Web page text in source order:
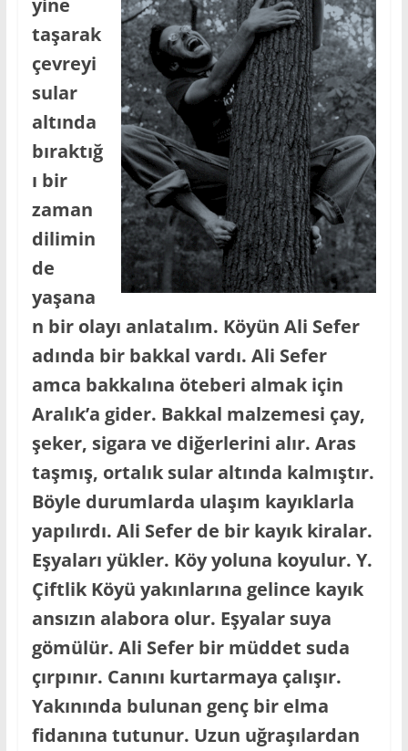
yine
taşarak
çevreyi
sular
altında
bıraktığ
ı bir
zaman
dilimin
de
yaşana
n bir olayı anlatalım. Köyün Ali Sefer
adında bir bakkal vardı. Ali Sefer
amca bakkalına öteberi almak için
Aralık’a gider. Bakkal malzemesi çay,
şeker, sigara ve diğerlerini alır. Aras
taşmış, ortalık sular altında kalmıştır.
Böyle durumlarda ulaşım kayıklarla
yapılırdı. Ali Sefer de bir kayık kiralar.
Eşyaları yükler. Köy yoluna koyulur. Y.
Çiftlik Köyü yakınlarına gelince kayık
ansızın alabora olur. Eşyalar suya
gömülür. Ali Sefer bir müddet suda
çırpınır. Canını kurtarmaya çalışır.
Yakınında bulunan genç bir elma
fidanına tutunur. Uzun uğraşılardan